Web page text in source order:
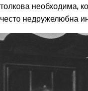
толкова необходима,
често недружелюбна